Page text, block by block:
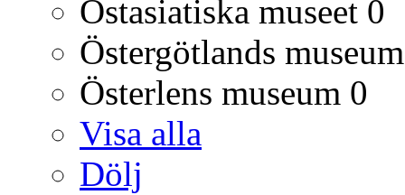
Östasiatiska museet 0
Östergötlands museum
Österlens museum 0
Visa alla
Dölj